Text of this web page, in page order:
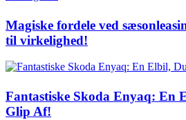
Magiske fordele ved
til virkelighed!
Fantastiske Skoda Enyaq: En
Glip Af!